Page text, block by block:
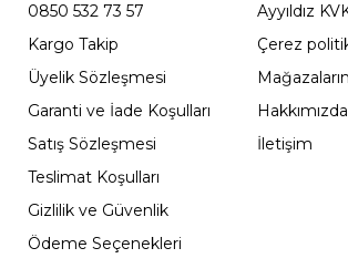
0850 532 73 57
Kargo Takip
Üyelik Sözleşmesi
Garanti ve İade Koşulları
Satış Sözleşmesi
Teslimat Koşulları
Gizlilik ve Güvenlik
Ödeme Seçenekleri
Ayyıldız
Çerez
Hakkımızda
İletişim